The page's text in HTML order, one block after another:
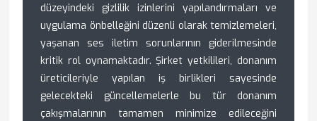
düzeyindeki gizlilik izinlerini yapılandırmaları ve
uygulama önbelleğini düzenli olarak temizlemeleri,
yaşanan ses iletim sorunlarının giderilmesinde
kritik rol oynamaktadır. Şirket yetkilileri, donanım
üreticileriyle yapılan iş birlikleri sayesinde
gelecekteki güncellemelerle bu tür donanım
çakışmalarının tamamen minimize edileceğini